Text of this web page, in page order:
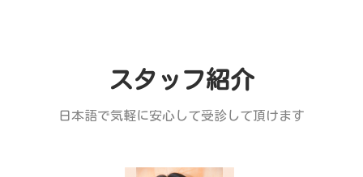
スタッフ紹介
日本語で気軽に安心して受診して頂けます